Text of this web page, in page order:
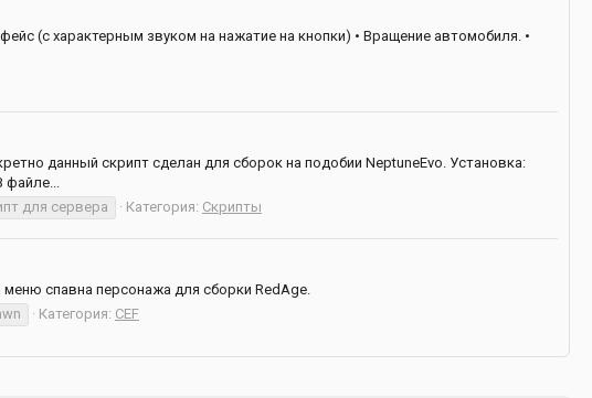
(с характерным звуком на нажатие на кнопки) • Вращение автомобиля. •
данный скрипт сделан для сборок на подобии NeptuneEvo. Установка:
для сервера Категория: Скрипты
спавна персонажа для сборки RedAge.
Категория: CEF